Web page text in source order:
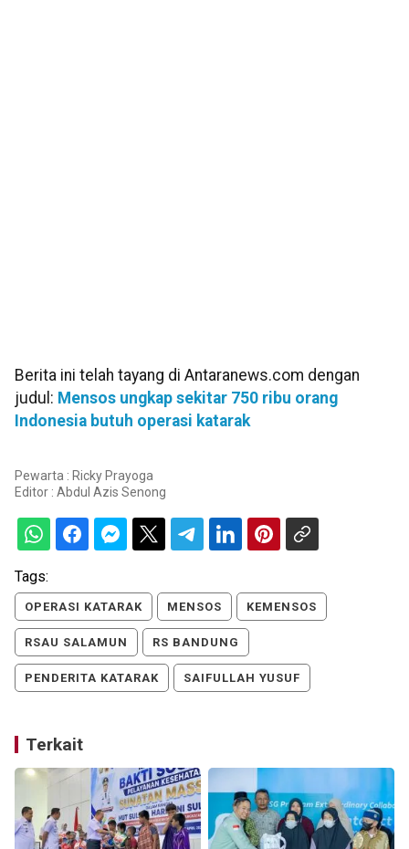
Berita ini telah tayang di Antaranews.com dengan
judul: Mensos ungkap sekitar 750 ribu orang
Indonesia butuh operasi katarak
Pewarta : Ricky Prayoga
Editor : Abdul Azis Senong
Tags:
OPERASI KATARAK MENSOS KEMENSOS
RSAU SALAMUN RS BANDUNG
PENDERITA KATARAK SAIFULLAH YUSUF
Terkait